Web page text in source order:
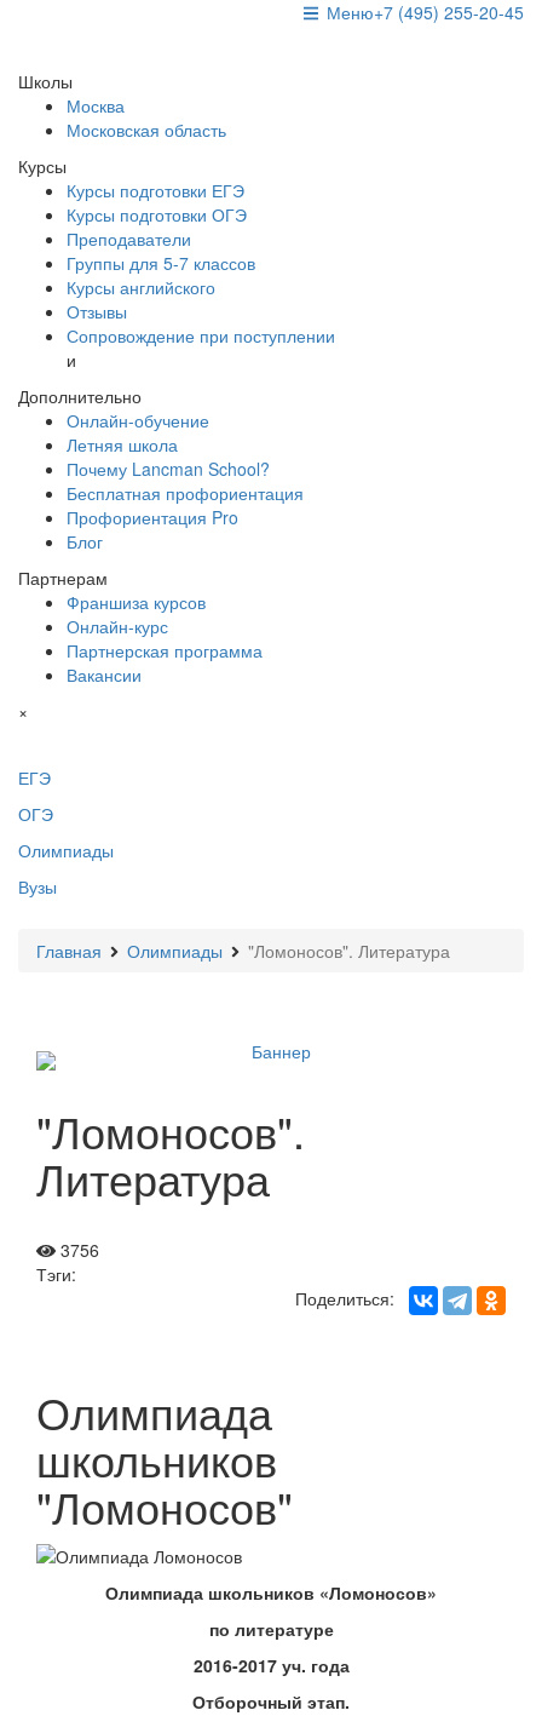
+7 (495) 255-20-45
Меню
Школы
Москва
Московская область
Курсы
Курсы подготовки ЕГЭ
Курсы подготовки ОГЭ
Преподаватели
Группы для 5-7 классов
Курсы английского
Отзывы
Сопровождение при поступлении
и
Дополнительно
Онлайн-обучение
Летняя школа
Почему Lancman School?
Бесплатная профориентация
Профориентация Pro
Блог
Партнерам
Франшиза курсов
Онлайн-курс
Партнерская программа
Вакансии
×
ЕГЭ
ОГЭ
Олимпиады
Вузы
Главная Олимпиады "Ломоносов". Литература
"Ломоносов".
Литература
3756
Тэги:
Поделиться:
Олимпиада
школьников
"Ломоносов"
Олимпиада школьников «Ломоносов»
по литературе
2016-2017 уч. года
Отборочный этап.